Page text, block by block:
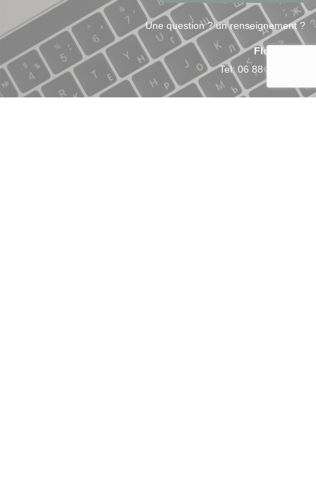
Une question ? un renseignement ?
Flo Events
Tel: 06 88 52 20 84